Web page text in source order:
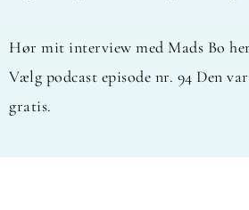
Hør mit interview med Mads Bo
Vælg podcast episode nr. 94 Den
gratis.